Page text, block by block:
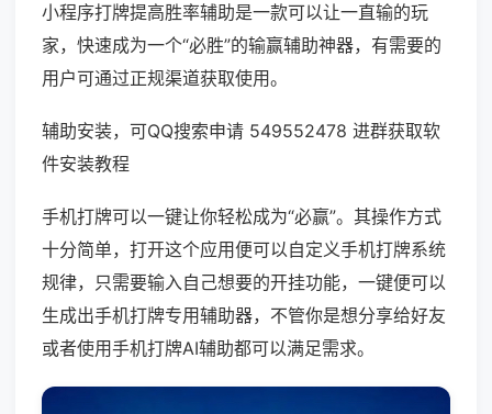
小程序打牌提高胜率辅助是一款可以让一直输的玩
家，快速成为一个“必胜”的输赢辅助神器，有需要的
用户可通过正规渠道获取使用。
辅助安装，可QQ搜索申请 549552478 进群获取软
件安装教程
手机打牌可以一键让你轻松成为“必赢”。其操作方式
十分简单，打开这个应用便可以自定义手机打牌系统
规律，只需要输入自己想要的开挂功能，一键便可以
生成出手机打牌专用辅助器，不管你是想分享给好友
或者使用手机打牌AI辅助都可以满足需求。